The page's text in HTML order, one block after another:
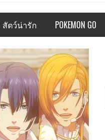
สัตว์น่ารัก POKEMON GO